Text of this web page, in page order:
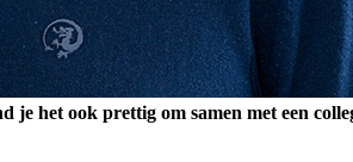
het ook prettig om samen met een